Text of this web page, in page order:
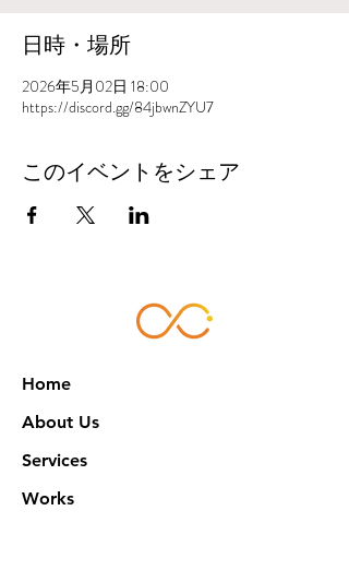
日時・場所
2026年5月02日 18:00
https://discord.gg/84jbwnZYU7
このイベントをシェア
Home
About Us
Services
Works